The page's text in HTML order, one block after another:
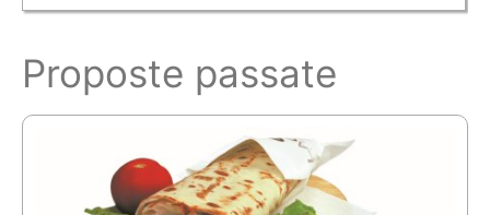
Proposte passate